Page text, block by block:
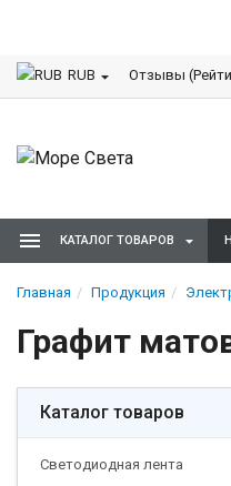
RUB Отзывы
КАТАЛОГ ТОВАРОВ
Главная Продукция
Графит
Каталог товаров
Светодиодная лента